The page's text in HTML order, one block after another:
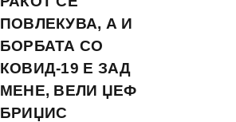
ПОВЛЕКУВА, А И
БОРБАТА СО
КОВИД-19 Е ЗАД
МЕНЕ, ВЕЛИ ЏЕФ
БРИЏИС